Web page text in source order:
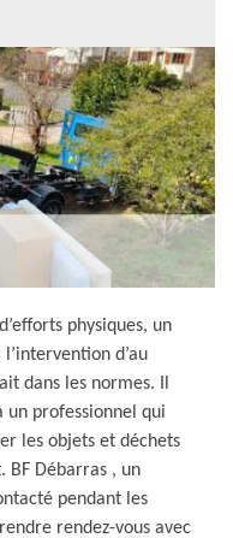
physiques, un
d’au
dans les normes. Il
un professionnel qui
les objets et déchets
BF Débarras , un
pendant les
rendez-vous avec